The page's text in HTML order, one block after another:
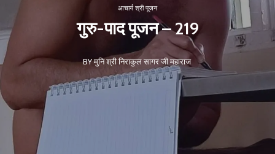
आचार्य श्री पूजन
गुरु-पाद पूजन – 219
BY मुनि श्री निराकुल सागर जी महाराज